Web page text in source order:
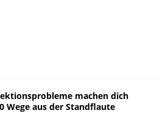
machen dich
Wege aus der Standflaute